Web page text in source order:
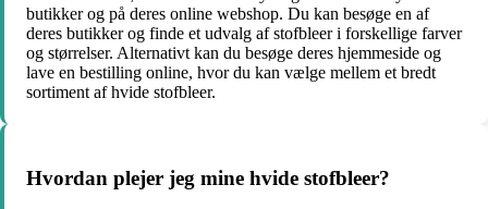
butikker og på deres online webshop. Du kan besøge en af
deres butikker og finde et udvalg af stofbleer i forskellige farver
og størrelser. Alternativt kan du besøge deres hjemmeside og
lave en bestilling online, hvor du kan vælge mellem et bredt
sortiment af hvide stofbleer.
Hvordan plejer jeg mine hvide stofbleer?